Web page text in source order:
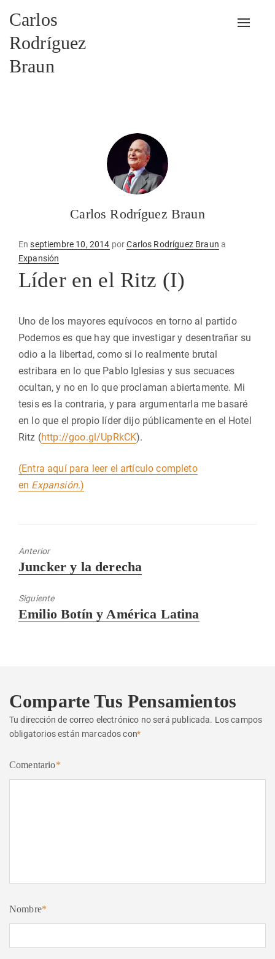
Carlos
Rodríguez
Braun
Carlos Rodríguez Braun
EnPublicado
en
septiembre 10, 2014 porCarlos Rodríguez Braun a
Expansión
Líder en el Ritz (I)
Uno de los mayores equívocos en torno al partido
Podemos es que hay que investigar y desentrañar su
odio a la libertad, como si lo realmente brutal
estribara en lo que Pablo Iglesias y sus secuaces
ocultan, y no en lo que proclaman abiertamente. Mi
tesis es la contraria, y para argumentarla me basaré
en lo que el propio líder dijo públicamente en el Hotel
Ritz (http://goo.gl/UpRkCK).
(Entra aquí para leer el artículo completo
en Expansión.)
Anterior
Entrada
Juncker y la derecha
Siguiente
Entrada
Emilio Botín y América Latina
Comparte Tus Pensamientos
Tu dirección de correo electrónico no será publicada. Los campos
obligatorios están marcados con*
Comentario*
Nombre*